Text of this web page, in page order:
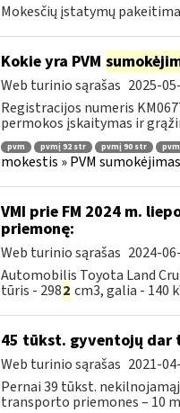
Mokesčių įstatymų
Kokie yra PVM
Web turinio sąrašas 2025-
Registracijos numeris
permokos įskaitymas ir
pvm pvmį 92 str pvmį 90 str
mokestis » PVM
VMI prie FM 2024 m.
priemonę:
Web turinio sąrašas 2024-
Automobilis Toyota Land
tūris - 2982 cm3, galia - 140
45 tūkst. gyventojų dar
Web turinio sąrašas 2021-
Pernai 39 tūkst.
transporto priemones – 10